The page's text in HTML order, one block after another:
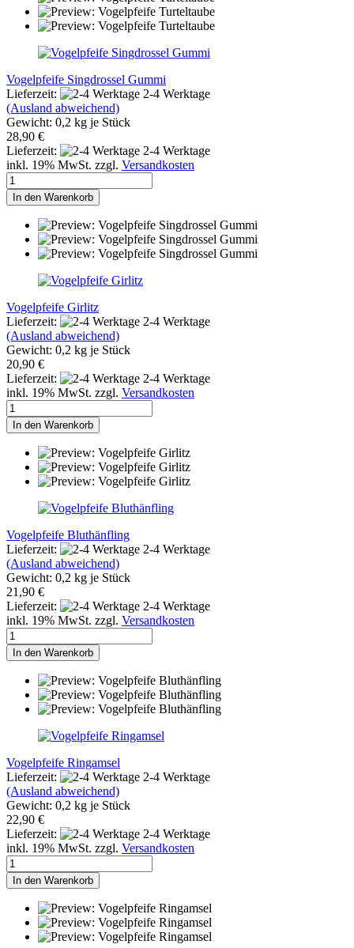
Vogelpfeife Singdrossel Gummi
Lieferzeit:
2-4 Werktage
(Ausland abweichend)
Gewicht: 0,2 kg je Stück
28,90 €
Lieferzeit:
2-4 Werktage
inkl. 19% MwSt. zzgl. Versandkosten
In den Warenkorb
Vogelpfeife Girlitz
Lieferzeit:
2-4 Werktage
(Ausland abweichend)
Gewicht: 0,2 kg je Stück
20,90 €
Lieferzeit:
2-4 Werktage
inkl. 19% MwSt. zzgl. Versandkosten
In den Warenkorb
Vogelpfeife Bluthänfling
Lieferzeit:
2-4 Werktage
(Ausland abweichend)
Gewicht: 0,2 kg je Stück
21,90 €
Lieferzeit:
2-4 Werktage
inkl. 19% MwSt. zzgl. Versandkosten
In den Warenkorb
Vogelpfeife Ringamsel
Lieferzeit:
2-4 Werktage
(Ausland abweichend)
Gewicht: 0,2 kg je Stück
22,90 €
Lieferzeit:
2-4 Werktage
inkl. 19% MwSt. zzgl. Versandkosten
In den Warenkorb